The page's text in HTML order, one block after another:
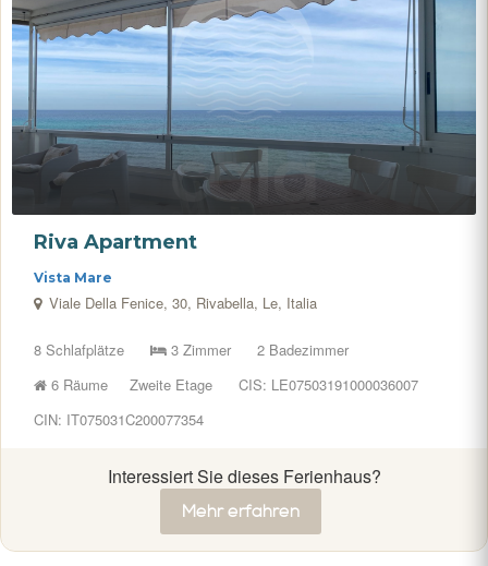
Riva Apartment
Vista Mare
Viale Della Fenice, 30, Rivabella, Le, Italia
8 Schlafplätze 3 Zimmer
2 Badezimmer
6 Räume
Zweite Etage
CIS: LE07503191000036007
CIN: IT075031C200077354
Interessiert Sie dieses Ferienhaus?
Mehr erfahren